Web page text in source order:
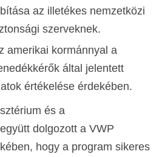
az illetékes nemzetközi
szerveknek.
amerikai kormánnyal a
által jelentett
értékelése érdekében.
és a
dolgozott a VWP
hogy a program sikeres